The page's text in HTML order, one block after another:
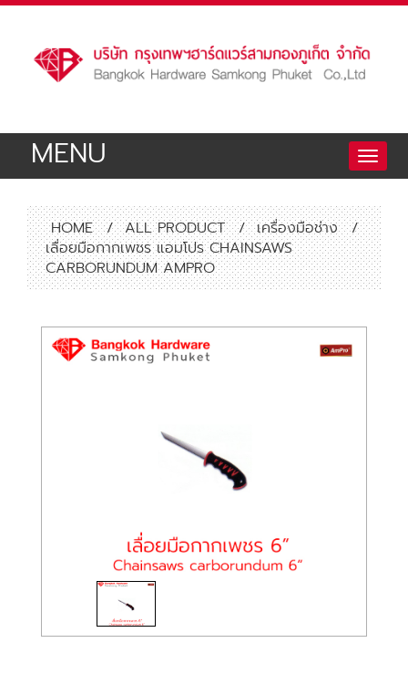
Toggle
MENU
HOME / ALL PRODUCT / เครื่องมือช่าง
/
เลื่อยมือกากเพชร แอมโปร CHAINSAWS
CARBORUNDUM AMPRO